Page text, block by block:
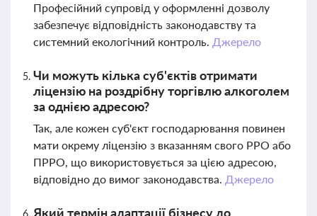
Професійний супровід у оформленні дозволу
забезпечує відповідність законодавству та
системний екологічний контроль. Джерело
Чи можуть кілька суб'єктів отримати
ліцензію на роздрібну торгівлю алкоголем
за однією адресою?
Так, але кожен суб'єкт господарювання повинен
мати окрему ліцензію з вказанням свого РРО або
ПРРО, що використовується за цією адресою,
відповідно до вимог законодавства. Джерело
Який термін адаптації бізнесу до